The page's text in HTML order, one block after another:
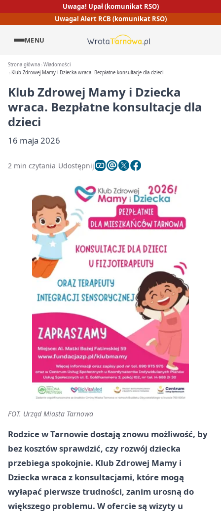
Uwaga! Upał (komunikat RSO)
Uwaga! Alert RCB (komunikat RSO)
MENU
Strona główna Wiadomości
Klub Zdrowej Mamy i Dziecka wraca. Bezpłatne konsultacje dla dzieci
Klub Zdrowej Mamy i Dziecka
wraca. Bezpłatne konsultacje dla
dzieci
16 maja 2026
2 min czytania Udostępnij
FOT. Urząd Miasta Tarnowa
Rodzice w Tarnowie dostają znowu możliwość, by
bez kosztów sprawdzić, czy rozwój dziecka
przebiega spokojnie. Klub Zdrowej Mamy i
Dziecka wraca z konsultacjami, które mogą
wyłapać pierwsze trudności, zanim urosną do
większego problemu. W ofercie są wizyty u